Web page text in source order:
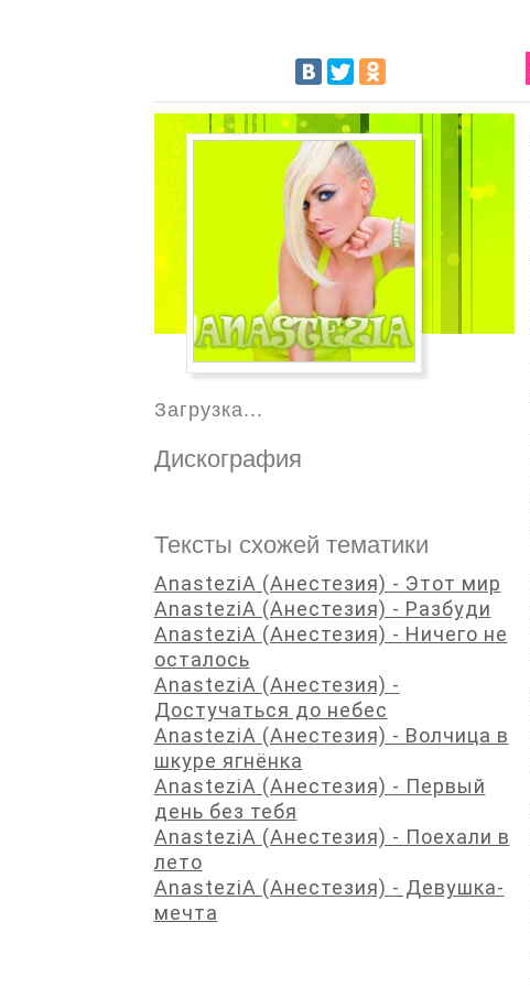
Загрузка...
Дискография
Тексты схожей тематики
AnasteziA (Анестезия) - Этот мир
AnasteziA (Анестезия) - Разбуди
AnasteziA (Анестезия) - Ничего не
осталось
AnasteziA (Анестезия) -
Достучаться до небес
AnasteziA (Анестезия) - Волчица в
шкуре ягнёнка
AnasteziA (Анестезия) - Первый
день без тебя
AnasteziA (Анестезия) - Поехали в
лето
AnasteziA (Анестезия) - Девушка-
мечта